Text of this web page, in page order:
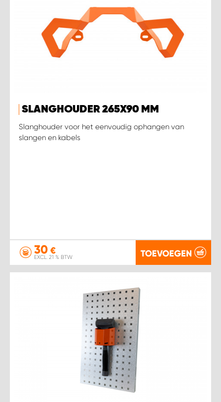
SLANGHOUDER 265X90 MM
Slanghouder voor het eenvoudig ophangen van
slangen en kabels
30 €
EXCL. 21 % BTW TOEVOEGEN